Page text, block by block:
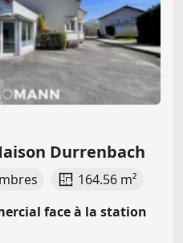
Durrenbach
164.56 m²
face à la station